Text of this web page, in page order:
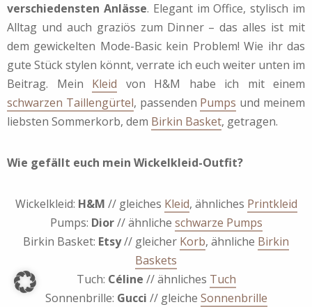
verschiedensten Anlässe. Elegant im Office, stylisch im
Alltag und auch graziös zum Dinner – das alles ist mit
dem gewickelten Mode-Basic kein Problem! Wie ihr das
gute Stück stylen könnt, verrate ich euch weiter unten im
Beitrag. Mein Kleid von H&M habe ich mit einem
schwarzen Taillengürtel, passenden Pumps und meinem
liebsten Sommerkorb, dem Birkin Basket, getragen.
Wie gefällt euch mein Wickelkleid-Outfit?
Wickelkleid: H&M // gleiches Kleid, ähnliches Printkleid
Pumps: Dior// ähnliche schwarze Pumps
Birkin Basket: Etsy// gleicher Korb, ähnliche Birkin
Baskets
Tuch: Céline // ähnliches Tuch
Sonnenbrille: Gucci // gleiche Sonnenbrille